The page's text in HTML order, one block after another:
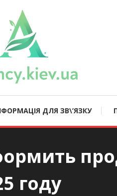
ДЛЯ ЗВ\’ЯЗКУ
году